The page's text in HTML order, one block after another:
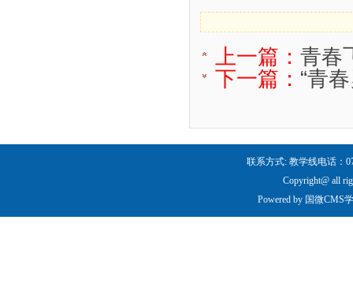
上一篇：青春
下一篇： “青
联系方式: 教学线电话：
Copyright@ all
Powered by 国微CMS